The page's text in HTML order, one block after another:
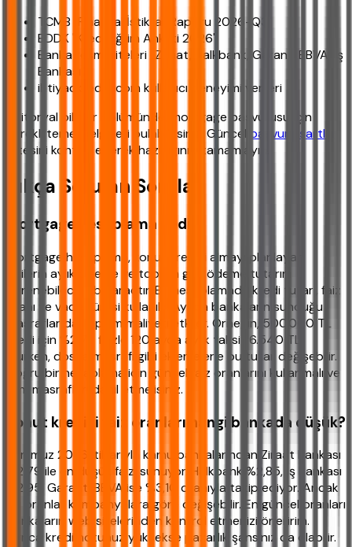
TCMB "Finansal İstikrar Raporu 2026-Q3"
BDDK "Kredi Eğilim Anketi 2026"
Banka resmi siteleri (Ziraat, Halkbank, Garanti BBVA, İş
Bankası)
ihtiyackredisi.com kullanıcı deneyimi verileri
Editoryal bilgiler bölümünde, mortgage başvurusu için
gerekli temel belgeleri bulabilirsiniz. Güncel başvuru şartları
listesini kontrol ederek hazırlığınızı tamamlayın.
Sıkça Sorulan Sorular
Mortgage hesaplama nedir?
Mortgage hesaplama, konut kredisi almayı planlayan
kişilerin aylık ödeme ve toplam geri ödeme tutarını
öğrenebileceği bir araçtır. Bu hesaplamada kredi tutarı, faiz
oranı ve vade süresi kullanılır. Ayrıca bankaların sunduğu
masraflar da toplam maliyeti etkiler. Örneğin, 500.000 TL
kredi için %2.79 faizle 120 ayda aylık taksit 6.540 TL
olurken, dosya masrafı gibi eklemelerle bu tutar değişebilir.
Doğru bir hesaplama için güncel faiz oranlarını kullanmalı ve
tüm masrafları dahil etmelisiniz.
Konut kredisi faiz oranları hangi bankada düşük?
Temmuz 2026 itibarıyla kamu bankalarından Ziraat Bankası
%2,79 ile en düşük faizi sunuyor. Halkbank %2,85, İş Bankası
%2,95, Garanti BBVA ise %3,10 oranıyla takip ediyor. Ancak
bu oranlar kampanyalara göre değişebilir. En güncel oranları
bankaların web sitelerinden kontrol etmenizi öneririm.
Ayrıca kredi notunuz yüksekse pazarlık şansınız da olabilir.